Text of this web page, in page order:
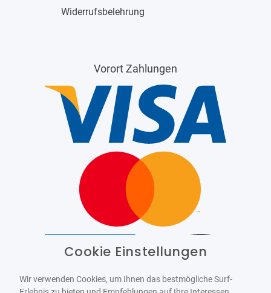
Widerrufsbelehrung
Vorort Zahlungen
WCAG-2.1-AA
Cookie Einstellungen
Wir verwenden Cookies, um Ihnen das bestmögliche Surf-